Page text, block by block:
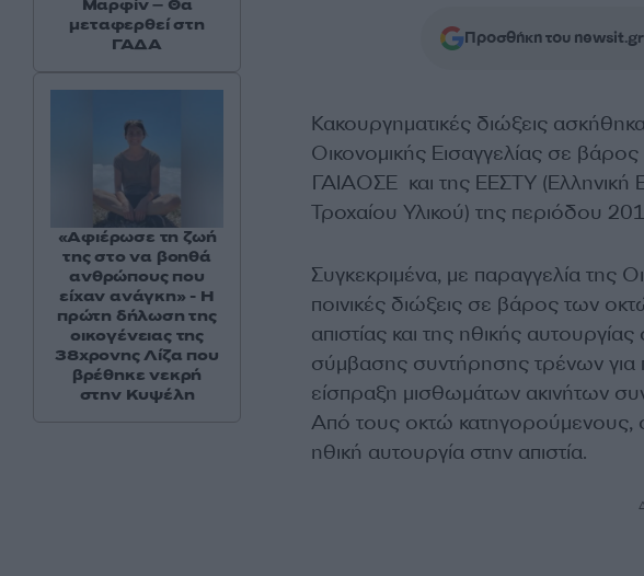
Προσθήκη του
Κακουργηματικές διώξεις
Οικονομικής Εισαγγελίας σε
ΓΑΙΑΟΣΕ και της ΕΕΣΤΥ (Ελληνική
Τροχαίου Υλικού) της περιόδου
Συγκεκριμένα, με παραγγελία της
ποινικές διώξεις σε βάρος των
απιστίας και της ηθικής
σύμβασης συντήρησης τρένων
είσπραξη μισθωμάτων ακινήτων
Από τους οκτώ κατηγορούμενους, οι
ηθική αυτουργία στην απιστία.
Μαρφίν – Θα
μεταφερθεί στη
ΓΑΔΑ
«Αφιέρωσε τη ζωή
της στο να βοηθά
ανθρώπους που
είχαν ανάγκη» - Η
πρώτη δήλωση της
οικογένειας της
38χρονης Λίζα που
βρέθηκε νεκρή
στην Κυψέλη